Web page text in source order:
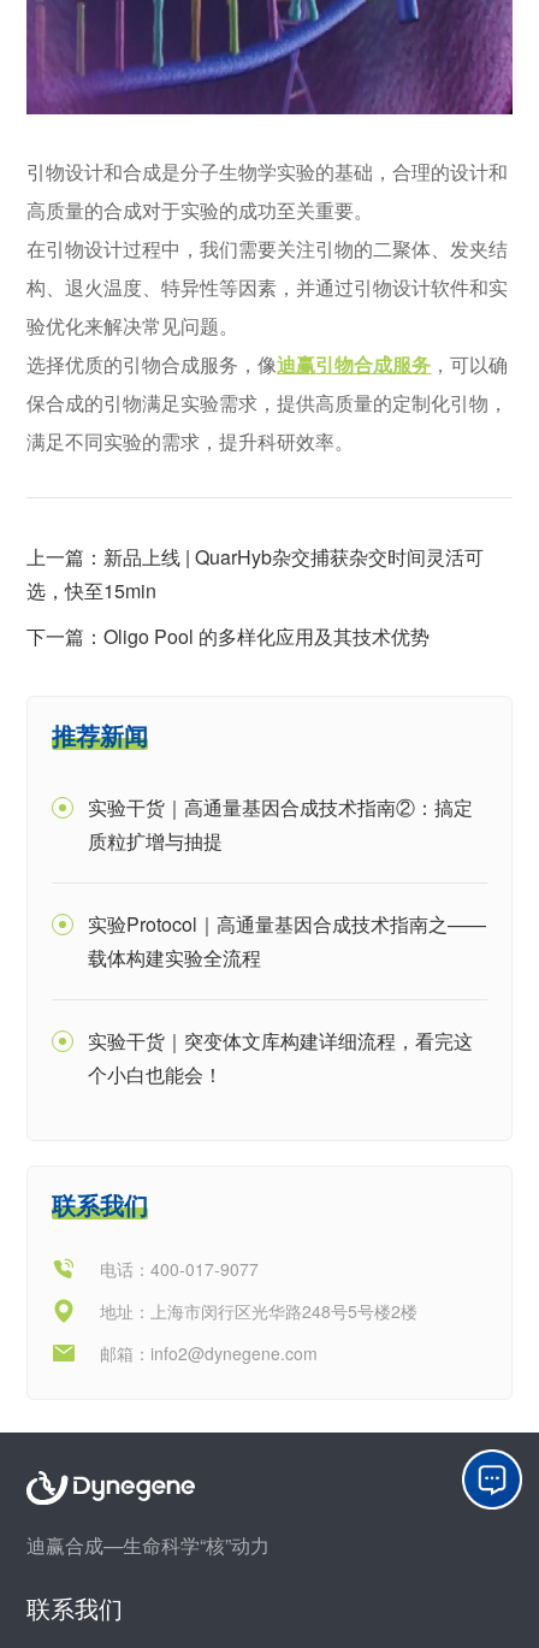
引物设计和合成是分子生物学实验的基础，合理的设计和
高质量的合成对于实验的成功至关重要。
在引物设计过程中，我们需要关注引物的二聚体、发夹结
构、退火温度、特异性等因素，并通过引物设计软件和实
验优化来解决常见问题。
选择优质的引物合成服务，像迪赢引物合成服务 ，可以确
保合成的引物满足实验需求，提供高质量的定制化引物，
满足不同实验的需求，提升科研效率。
上一篇：新品上线 | QuarHyb杂交捕获杂交时间灵活可
选，快至15min
下一篇：Oligo Pool 的多样化应用及其技术优势
推荐新闻
实验干货｜高通量基因合成技术指南②：搞定
质粒扩增与抽提
实验Protocol｜高通量基因合成技术指南之——
载体构建实验全流程
实验干货｜突变体文库构建详细流程，看完这
个小白也能会！
联系我们
电话：400-017-9077
地址：上海市闵行区光华路248号5号楼2楼
邮箱： info2@dynegene.com
迪赢合成—生命科学“核”动力
联系我们